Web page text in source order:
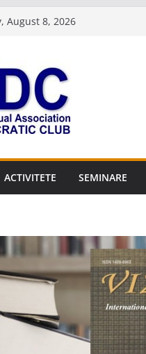
August 8, 2026
ACTIVITETE SEMINARE